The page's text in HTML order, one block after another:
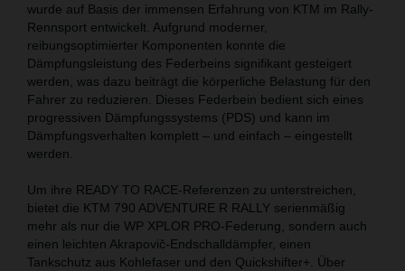
wurde auf Basis der immensen Erfahrung von KTM im Rally-
Rennsport entwickelt. Aufgrund moderner,
reibungsoptimierter Komponenten konnte die
Dämpfungsleistung des Federbeins signifikant gesteigert
werden, was dazu beiträgt die körperliche Belastung für den
Fahrer zu reduzieren. Dieses Federbein bedient sich eines
progressiven Dämpfungssystems (PDS) und kann im
Dämpfungsverhalten komplett – und einfach – eingestellt
werden.
Um ihre READY TO RACE-Referenzen zu unterstreichen,
bietet die KTM 790 ADVENTURE R RALLY serienmäßig
mehr als nur die WP XPLOR PRO-Federung, sondern auch
einen leichten Akrapovič-Endschalldämpfer, einen
Tankschutz aus Kohlefaser und den Quickshifter+. Über